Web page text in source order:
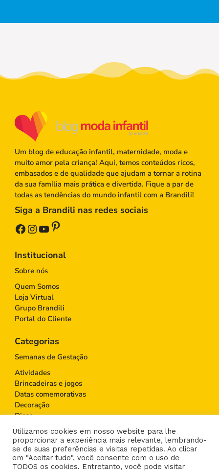
Um blog de educação infantil, maternidade, moda e
muito amor pela criança! Aqui, temos conteúdos ricos,
embasados e de qualidade que ajudam a tornar a rotina
da sua família mais prática e divertida. Fique a par de
todas as tendências do mundo infantil com a Brandili!
Siga a Brandili nas redes sociais
Facebook
Instagram
Youtube
Pinterest
Institucional
Sobre nós
Quem Somos
Loja Virtual
Grupo Brandili
Portal do Cliente
Categorias
Semanas de Gestação
Atividades
Brincadeiras e jogos
Datas comemorativas
Decoração
Dicas
Educação Infantil
Gravidez
Maternidade
Moda infantil
Utilizamos cookies em nosso website para lhe
proporcionar a experiência mais relevante, lembrando-
se de suas preferências e visitas repetidas. Ao clicar
em "Aceitar tudo", você consente com o uso de
TODOS os cookies. Entretanto, você pode visitar